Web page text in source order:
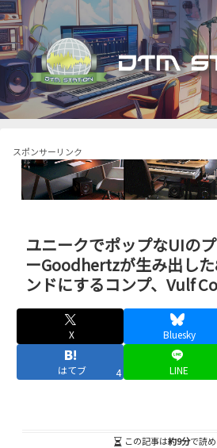
スポンサーリンク
ユニークでポップなUIの
ーGoodhertzが生み出し
ンドにするコンプ、Vulf
X Bluesky
はてブ 4 LINE
この記事は約9分で読め